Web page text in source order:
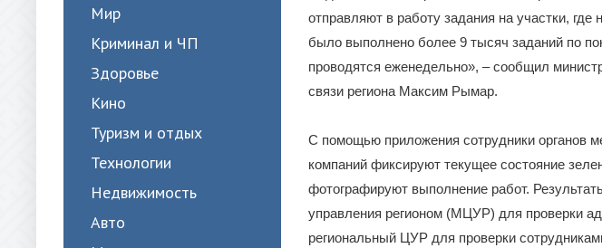
Мир
Криминал и ЧП
Здоровье
Кино
Туризм и отдых
Технологии
Недвижимость
Авто
отправляют в работу задания на участки,
было выполнено более 9 тысяч заданий по
проводятся еженедельно», – сообщил
связи региона Максим Рымар.
С помощью приложения сотрудники органов
компаний фиксируют текущее состояние
фотографируют выполнение работ.
управления регионом (МЦУР) для проверки
региональный ЦУР для проверки